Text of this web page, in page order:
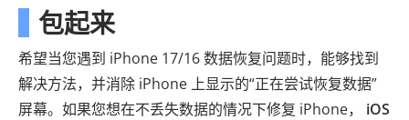
包起来
希望当您遇到 iPhone 17/16 数据恢复问题时，能够找到
解决方法，并消除 iPhone 上显示的“正在尝试恢复数据”
屏幕。如果您想在不丢失数据的情况下修复 iPhone， iOS